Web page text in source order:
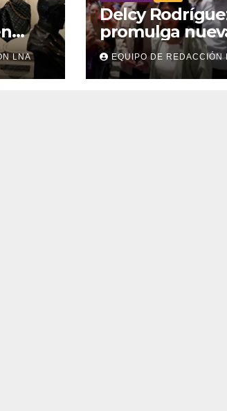
y
LNA
Delcy
promulga
Ley de
Arrendamiento
para atender a
EQUIPO DE REDACCIÓN